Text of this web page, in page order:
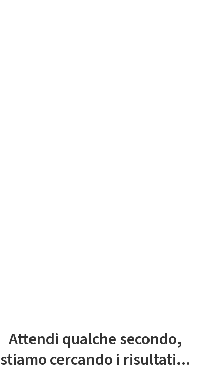
Attendi qualche secondo,
stiamo cercando i risultati...